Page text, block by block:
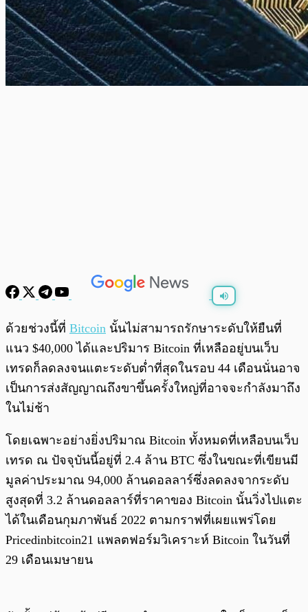
พร้อมเล่น 0:00/0:00
ด้วยช่วงนี้ที่ Bitcoin นั้นไม่สามารถรักษาระดับให้ยืนที่
แนว $40,000 ได้และปริมาร Bitcoin ที่เหลืออยู่บนเว็บ
เทรดก็ลดลงจนแตะระดับต่ำที่สุดในรอบ 44 เดือนนั่นอาจ
เป็นการส่งสัญญาณถึงขาขึ้นครั้งใหญ่ที่อาจจะกำลังมาถึง
ในไม่ช้า
โดยเฉพาะอย่างยิ่งปริมาณ Bitcoin ทั้งหมดที่เหลือบนเว็บ
เทรด ณ ปัจจุบันนี้อยู่ที่ 2.4 ล้าน BTC ซึ่งในขณะที่เขียนมี
มูลค่าประมาณ 94,000 ล้านดอลลาร์ซึ่งลดลงจากระดับ
สูงสุดที่ 3.2 ล้านดอลลาร์ที่ราคาของ Bitcoin นั้นวิ่งไปแตะ
ได้ในเดือนกุมภาพันธ์ 2022 ตามกราฟที่เผยแพร่โดย
Pricedinbitcoin21 แพลตฟอร์มวิเคราะห์ Bitcoin ในวันที่
29 เดือนเมษายน